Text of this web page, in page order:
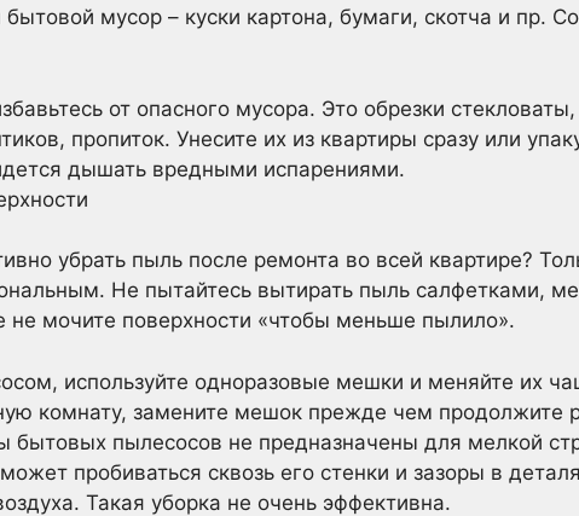
мусор – куски картона, бумаги, скотча и пр.
от опасного мусора. Это обрезки стекловаты,
пропиток. Унесите их из квартиры сразу или
дышать вредными испарениями.
убрать пыль после ремонта во всей квартире?
Не пытайтесь вытирать пыль салфетками,
мочите поверхности «чтобы меньше пылило».
используйте одноразовые мешки и меняйте их
комнату, замените мешок прежде чем продолжите
бытовых пылесосов не предназначены для мелкой
пробиваться сквозь его стенки и зазоры в
Такая уборка не очень эффективна.